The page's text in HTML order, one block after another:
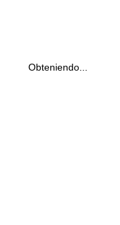
Obteniendo...